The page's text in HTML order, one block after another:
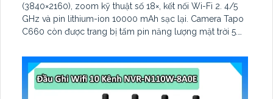
(3840×2160), zoom kỹ thuật số 18×, kết nối Wi-Fi 2. 4/5
GHz và pin lithium-ion 10000 mAh sạc lại. Camera Tapo
C660 còn được trang bị tấm pin năng lượng mặt trời 5.
tiện, lưu trữ thẻ microSD tối đa 512 GB